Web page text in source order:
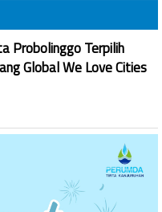
Probolinggo Terpilih
Global We Love Cities